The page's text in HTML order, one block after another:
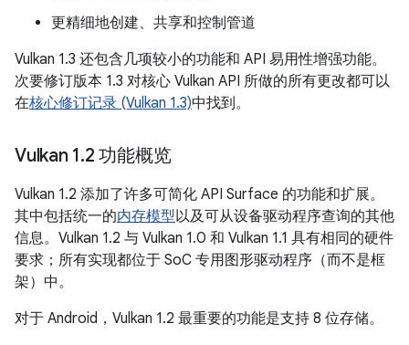
更精细地创建、共享和控制管道
Vulkan 1.3 还包含几项较小的功能和 API 易用性增强功能。
次要修订版本 1.3 对核心 Vulkan API 所做的所有更改都可以
在核心修订记录 (Vulkan 1.3)中找到。
Vulkan 1.2 功能概览
Vulkan 1.2 添加了许多可简化 API Surface 的功能和扩展。
其中包括统一的内存模型以及可从设备驱动程序查询的其他
信息。Vulkan 1.2 与 Vulkan 1.0 和 Vulkan 1.1 具有相同的硬件
要求；所有实现都位于 SoC 专用图形驱动程序（而不是框
架）中。
对于 Android，Vulkan 1.2 最重要的功能是支持 8 位存储。